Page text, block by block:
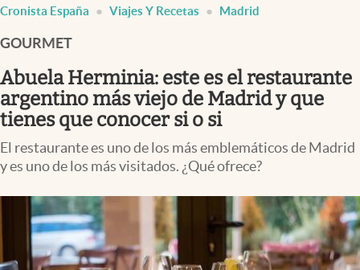
España
Cronista España Viajes Y Recetas Madrid
GOURMET
Abuela Herminia: este es el restaurante
argentino más viejo de Madrid y que
tienes que conocer si o si
El restaurante es uno de los más emblemáticos de Madrid
y es uno de los más visitados. ¿Qué ofrece?